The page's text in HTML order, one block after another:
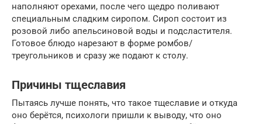
наполняют орехами, после чего щедро поливают
специальным сладким сиропом. Сироп состоит из
розовой либо апельсиновой воды и подсластителя.
Готовое блюдо нарезают в форме ромбов/
треугольников и сразу же подают к столу.
Причины тщеславия
Пытаясь лучше понять, что такое тщеславие и откуда
оно берётся, психологи пришли к выводу, что оно